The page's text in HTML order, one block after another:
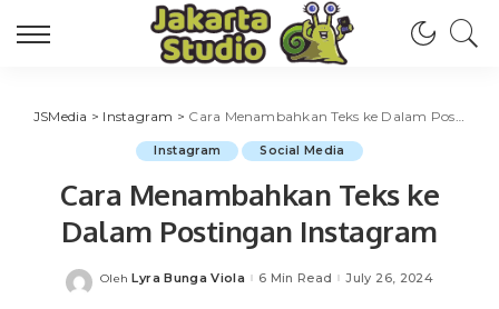
JSMedia > Instagram > Cara Menambahkan Teks ke Dalam Postingan Instagram
Instagram Social Media
Cara Menambahkan Teks ke
Dalam Postingan Instagram
Posted
Oleh Lyra Bunga Viola 6 Min Read July 26, 2024